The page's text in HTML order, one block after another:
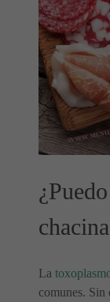
La
comunes. Sin